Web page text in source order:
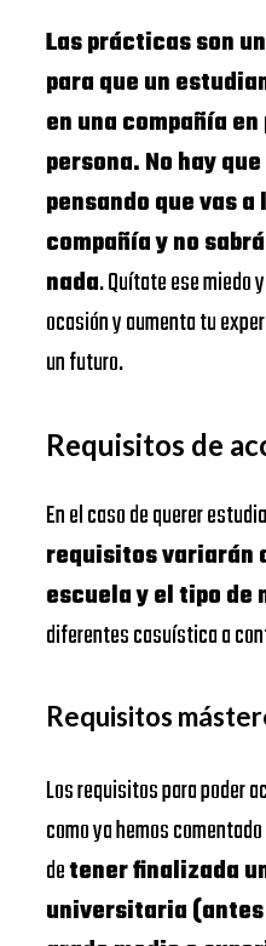
Las prácticas son
para que un
en una compañía
persona. No hay
pensando que vas
compañía y no
nada. Quítate ese miedo
ocasión y aumenta tu
un futuro.
Requisitos de
En el caso de querer
requisitos variarán
escuela y el tipo de
diferentes casuística a
Requisitos
Los requisitos para poder
como ya hemos
detener finalizada
universitaria